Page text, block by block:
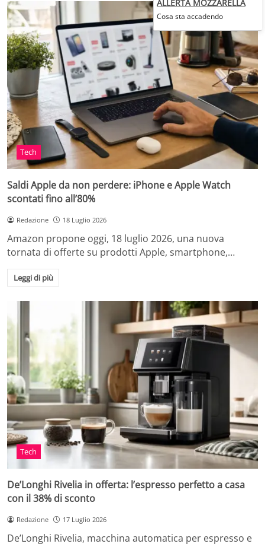
Tech
Saldi Apple da non perdere: iPhone e Apple Watch
scontati fino all’80%
Redazione 18 Luglio 2026
Amazon propone oggi, 18 luglio 2026, una nuova
tornata di offerte su prodotti Apple, smartphone,…
Leggi di più
Tech
De’Longhi Rivelia in offerta: l’espresso perfetto a casa
con il 38% di sconto
Redazione 17 Luglio 2026
De’Longhi Rivelia, macchina automatica per espresso e
ALLERTA MOZZARELLA
Cosa sta accadendo